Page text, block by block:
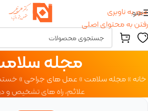
عبور به ناوبری
رفتن به محتوای اصلی
منو
مجله
خانه»مجله سلامت»عمل های جراحی»
علائم، راه های تشخیص و